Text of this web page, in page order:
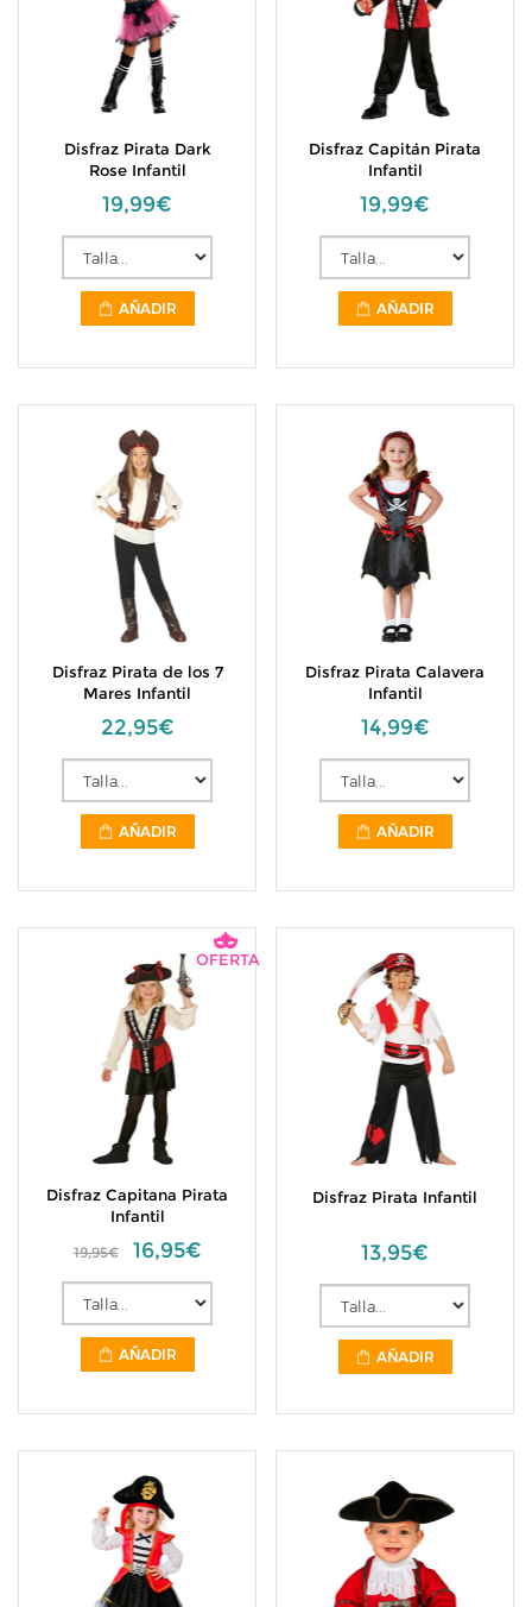
Disfraz Pirata Dark
Rose Infantil
19,99€
AÑADIR
Disfraz Capitán Pirata
Infantil
19,99€
AÑADIR
Disfraz Pirata de los 7
Mares Infantil
22,95€
AÑADIR
Disfraz Pirata Calavera
Infantil
14,99€
AÑADIR
Disfraz Capitana Pirata
Infantil
19,95€ 16,95€
AÑADIR
OFERTA
Disfraz Pirata Infantil
13,95€
AÑADIR